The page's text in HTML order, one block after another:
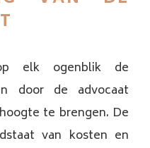
elk ogenblik de
door de advocaat
te brengen. De
van kosten en